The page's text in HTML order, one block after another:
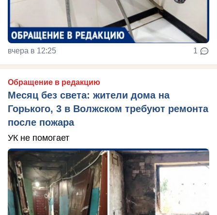
вчера в 12:25 1
Обращение в редакцию
Месяц без света: жители дома на
Горького, 3 в Волжском требуют ремонта
после пожара
УК не помогает